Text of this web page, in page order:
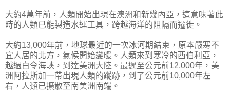
大約4萬年前，人類開始出現在澳洲和新幾內亞，這意味著此
時的人類已能製造水運工具，跨越海洋的阻隔而遷徙。
大約13,000年前，地球最近的一次冰河期結束，原本嚴寒不
宜人居的北方，氣候開始變暖。人類來到寒冷的西伯利亞，
越過白令海峽，到達美洲大陸。最遲至公元前12,000年，美
洲阿拉斯加一帶出現人類的蹤跡，到了公元前10,000年左
右，人類已擴散至南美洲南端。